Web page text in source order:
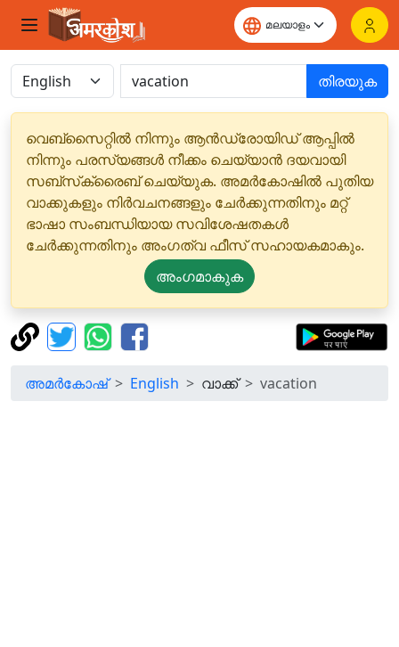
തിരയുക
വെബ്‌സൈറ്റിൽ നിന്നും ആൻഡ്രോയിഡ് ആപ്പിൽ
നിന്നും പരസ്യങ്ങൾ നീക്കം ചെയ്യാൻ ദയവായി
സബ്‌സ്‌ക്രൈബ് ചെയ്യുക. അമർകോഷിൽ പുതിയ
വാക്കുകളും നിർവചനങ്ങളും ചേർക്കുന്നതിനും മറ്റ്
ഭാഷാ സംബന്ധിയായ സവിശേഷതകൾ
ചേർക്കുന്നതിനും അംഗത്വ ഫീസ് സഹായകമാകും.
അംഗമാകുക
അമർകോഷ് English വാക്ക് vacation